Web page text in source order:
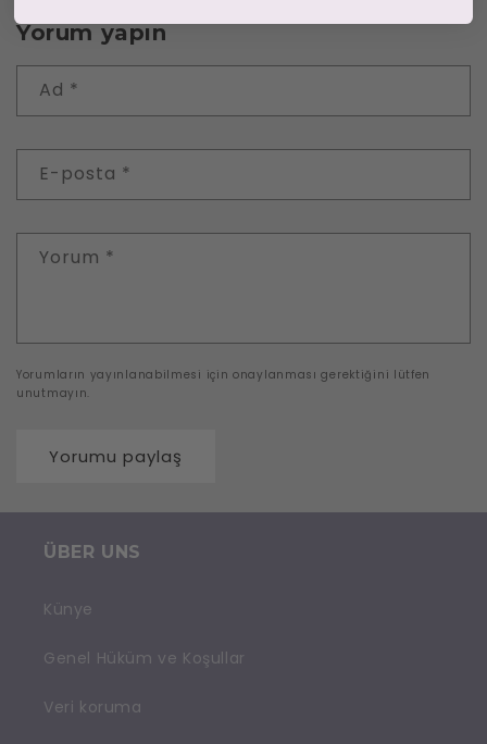
Yorum yapın
Ad *
E-posta *
Yorum *
Yorumların yayınlanabilmesi için onaylanması gerektiğini lütfen
unutmayın.
ÜBER UNS
Künye
Genel Hüküm ve Koşullar
Veri koruma